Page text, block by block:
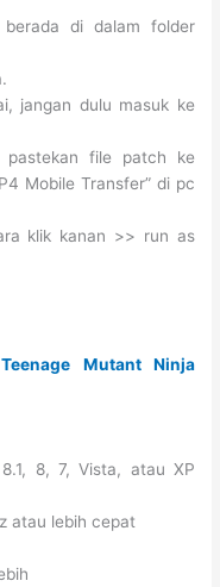
di dalam folder
jangan dulu masuk ke
file patch ke
Mobile Transfer” di pc
klik kanan >> run as
Teenage Mutant Ninja
8, 7, Vista, atau XP
atau lebih cepat